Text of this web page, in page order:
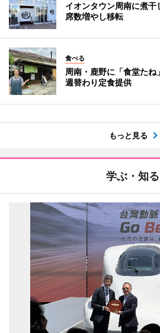
イオンタウン周南に煮
席数増やし移転
食べる
周南・鹿野に「食堂た
週替わり定食提供
もっと見る
学ぶ・知る